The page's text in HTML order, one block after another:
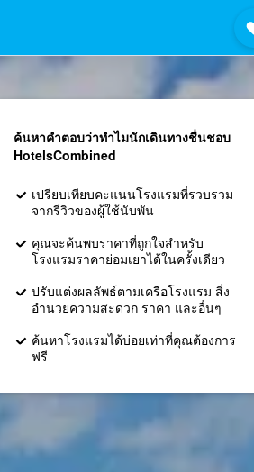
ค้นหาคำตอบว่าทำไมนักเดินทางชื่นชอบ
HotelsCombined
เปรียบเทียบคะแนนโรงแรมที่รวบรวม
จากรีวิวของผู้ใช้นับพัน
คุณจะค้นพบราคาที่ถูกใจสำหรับ
โรงแรมราคาย่อมเยาได้ในครั้งเดียว
ปรับแต่งผลลัพธ์ตามเครือโรงแรม สิ่ง
อำนวยความสะดวก ราคา และอื่นๆ
ค้นหาโรงแรมได้บ่อยเท่าที่คุณต้องการ
ฟรี